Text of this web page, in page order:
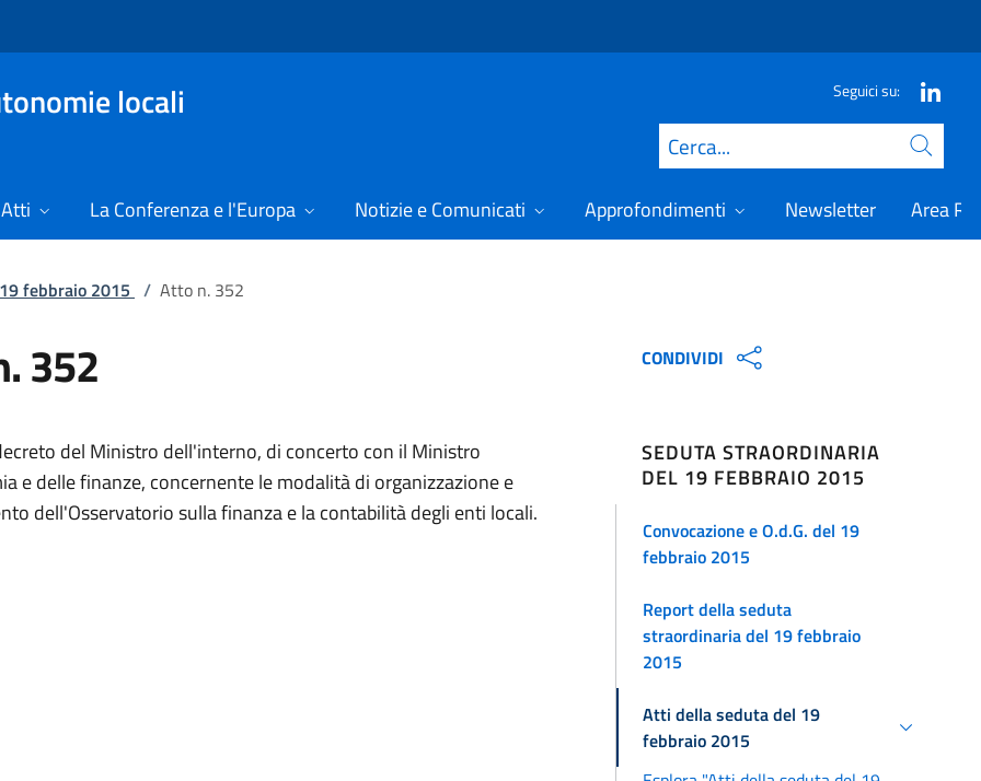
locali Seguici su:
Cerca
La Conferenza e l'Europa Notizie e Comunicati Approfondimenti Newsletter Area
febbraio 2015 / Atto n. 352
352
del Ministro dell'interno, di concerto con il Ministro
e delle finanze, concernente le modalità di organizzazione e
dell'Osservatorio sulla finanza e la contabilità degli enti locali.
CONDIVIDI
SEDUTA STRAORDINARIA
DEL 19 FEBBRAIO 2015
Convocazione e O.d.G. del 19
febbraio 2015
Report della seduta
straordinaria del 19 febbraio
2015
Atti della seduta del 19
febbraio 2015